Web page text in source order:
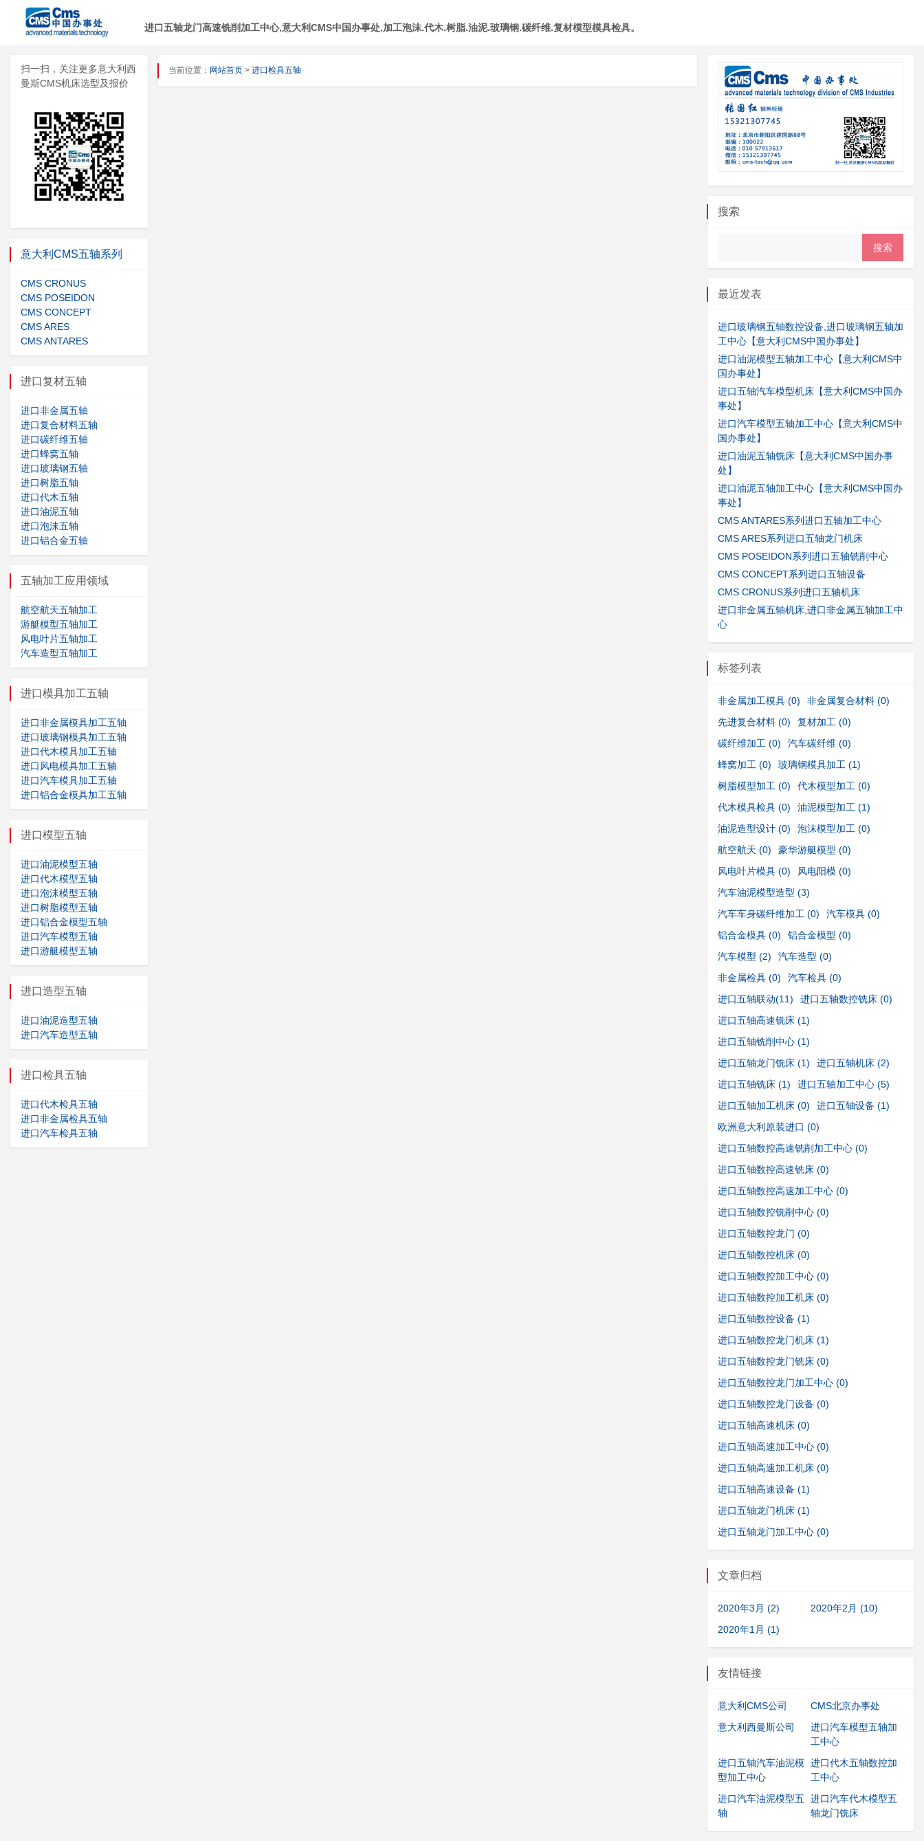
进口五轴龙门高速铣削加工中心,意大利CMS中国办事处,加工泡沫.代木.树脂.油泥.玻璃钢.碳纤维.复材模型模具检具。
当前位置： 网站首页 > 进口检具五轴
扫一扫，关注更多意大利西
曼斯CMS机床选型及报价
意大利CMS五轴系列
CMS CRONUS
CMS POSEIDON
CMS CONCEPT
CMS ARES
CMS ANTARES
进口复材五轴
进口非金属五轴
进口复合材料五轴
进口碳纤维五轴
进口蜂窝五轴
进口玻璃钢五轴
进口树脂五轴
进口代木五轴
进口油泥五轴
进口泡沫五轴
进口铝合金五轴
五轴加工应用领域
航空航天五轴加工
游艇模型五轴加工
风电叶片五轴加工
汽车造型五轴加工
进口模具加工五轴
进口非金属模具加工五轴
进口玻璃钢模具加工五轴
进口代木模具加工五轴
进口风电模具加工五轴
进口汽车模具加工五轴
进口铝合金模具加工五轴
进口模型五轴
进口油泥模型五轴
进口代木模型五轴
进口泡沫模型五轴
进口树脂模型五轴
进口铝合金模型五轴
进口汽车模型五轴
进口游艇模型五轴
进口造型五轴
进口油泥造型五轴
进口汽车造型五轴
进口检具五轴
进口代木检具五轴
进口非金属检具五轴
进口汽车检具五轴
搜索
最近发表
进口玻璃钢五轴数控设备,进口玻璃钢五轴加
工中心【意大利CMS中国办事处】
进口油泥模型五轴加工中心【意大利CMS中
国办事处】
进口五轴汽车模型机床【意大利CMS中国办
事处】
进口汽车模型五轴加工中心【意大利CMS中
国办事处】
进口油泥五轴铣床【意大利CMS中国办事
处】
进口油泥五轴加工中心【意大利CMS中国办
事处】
CMS ANTARES系列进口五轴加工中心
CMS ARES系列进口五轴龙门机床
CMS POSEIDON系列进口五轴铣削中心
CMS CONCEPT系列进口五轴设备
CMS CRONUS系列进口五轴机床
进口非金属五轴机床,进口非金属五轴加工中
心
标签列表
非金属加工模具 (0) 非金属复合材料 (0)
先进复合材料 (0) 复材加工 (0)
碳纤维加工 (0) 汽车碳纤维 (0)
蜂窝加工 (0) 玻璃钢模具加工 (1)
树脂模型加工 (0) 代木模型加工 (0)
代木模具检具 (0) 油泥模型加工 (1)
油泥造型设计 (0) 泡沫模型加工 (0)
航空航天 (0) 豪华游艇模型 (0)
风电叶片模具 (0) 风电阳模 (0)
汽车油泥模型造型 (3)
汽车车身碳纤维加工 (0) 汽车模具 (0)
铝合金模具 (0) 铝合金模型 (0)
汽车模型 (2) 汽车造型 (0)
非金属检具 (0) 汽车检具 (0)
进口五轴联动(11) 进口五轴数控铣床 (0)
进口五轴高速铣床 (1)
进口五轴铣削中心 (1)
进口五轴龙门铣床 (1) 进口五轴机床 (2)
进口五轴铣床 (1) 进口五轴加工中心 (5)
进口五轴加工机床 (0) 进口五轴设备 (1)
欧洲意大利原装进口 (0)
进口五轴数控高速铣削加工中心 (0)
进口五轴数控高速铣床 (0)
进口五轴数控高速加工中心 (0)
进口五轴数控铣削中心 (0)
进口五轴数控龙门 (0)
进口五轴数控机床 (0)
进口五轴数控加工中心 (0)
进口五轴数控加工机床 (0)
进口五轴数控设备 (1)
进口五轴数控龙门机床 (1)
进口五轴数控龙门铣床 (0)
进口五轴数控龙门加工中心 (0)
进口五轴数控龙门设备 (0)
进口五轴高速机床 (0)
进口五轴高速加工中心 (0)
进口五轴高速加工机床 (0)
进口五轴高速设备 (1)
进口五轴龙门机床 (1)
进口五轴龙门加工中心 (0)
文章归档
2020年3月 (2)
2020年2月 (10)
2020年1月 (1)
友情链接
意大利CMS公司
CMS北京办事处
意大利西曼斯公司
进口汽车模型五轴加
工中心
进口五轴汽车油泥模
型加工中心
进口代木五轴数控加
工中心
进口汽车油泥模型五
轴
进口汽车代木模型五
轴龙门铣床